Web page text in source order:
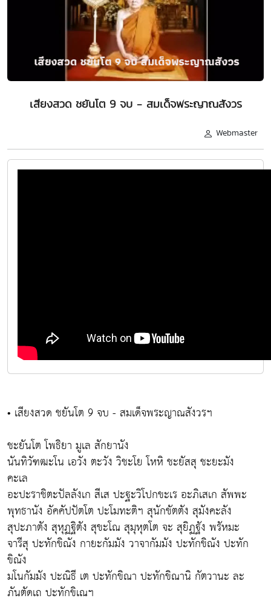
เสียงสวด ชยันโต 9 จบ - สมเด็จพระญาณสังวร
Webmaster
• เสียงสวด ชยันโต 9 จบ - สมเด็จพระญาณสังวรฯ
ชะยันโต โพธิยา มูเล สักยานัง
นันทิวัฑฒะโน เอวัง ตะวัง วิชะโย โหหิ ชะยัสสุ ชะยะมัง
คะเล
อะปะราชิตะปัลลังเก สีเส ปะฐะวิโปกขะเร อะภิเสเก สัพพะ
พุทธานัง อัคคัปปัตโต ปะโมทะติฯ สุนักขัตตัง สุมังคะลัง
สุปะภาตัง สุหุฏฐิตัง สุขะโณ สุมุหุตโต จะ สุยิฏฐัง พรัหมะ
จารีสุ ปะทักขิณัง กายะกัมมัง วาจากัมมัง ปะทักขิณัง ปะทัก
ขิณัง
มโนกัมมัง ปะณิธี เต ปะทักขิณา ปะทักขิณานิ กัตวานะ ละ
ภันตัดเถ ปะทักขิเณฯ